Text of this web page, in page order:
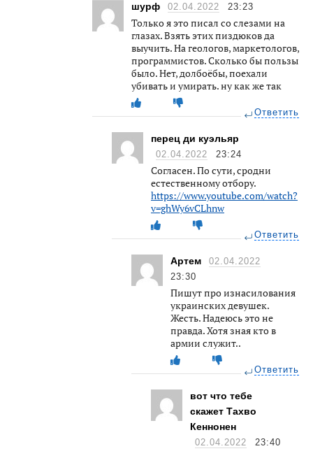
шурф 02.04.2022 23:23
Только я это писал со слезами на
глазах. Взять этих пиздюков да
выучить. На геологов, маркетологов,
программистов. Сколько бы пользы
было. Нет, долбоёбы, поехали
убивать и умирать. ну как же так
Ответить
перец ди куэльяр
02.04.2022 23:24
Согласен. По сути, сродни
естественному отбору.
https://www.youtube.com/watch?
v=ghWy6vCLhnw
Ответить
Артем
02.04.2022
23:30
Пишут про изнасилования
украинских девушек.
Жесть. Надеюсь это не
правда. Хотя зная кто в
армии служит..
Ответить
вот что тебе
скажет Тахво
Кеннонен
02.04.2022 23:40